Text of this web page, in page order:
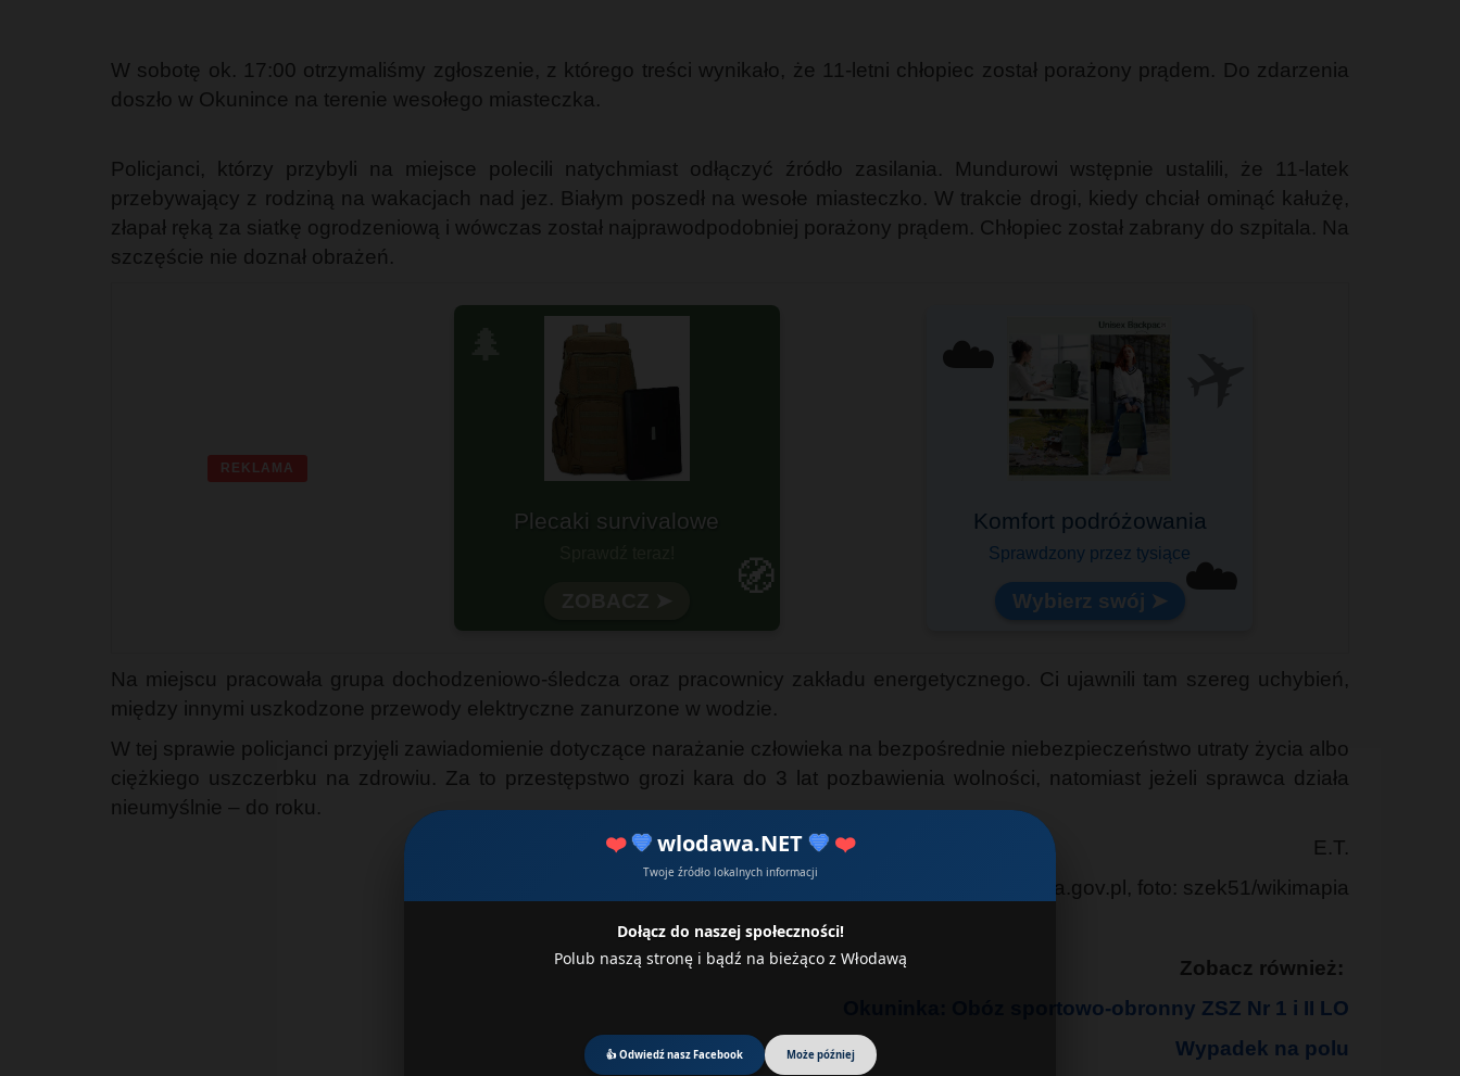
❤️ 💙wlodawa.NET 💙 ❤️
Twoje źródło lokalnych informacji
Dołącz do naszej społeczności!
Polub naszą stronę i bądź na bieżąco z Włodawą
👍 Odwiedź nasz Facebook Może później
W sobotę ok. 17:00 otrzymaliśmy zgłoszenie, z którego treści wynikało, że 11-letni chłopiec został porażony prądem. Do zdarzenia
doszło w Okunince na terenie wesołego miasteczka.
Policjanci, którzy przybyli na miejsce polecili natychmiast odłączyć źródło zasilania. Mundurowi wstępnie ustalili, że 11-latek
przebywający z rodziną na wakacjach nad jez. Białym poszedł na wesołe miasteczko. W trakcie drogi, kiedy chciał ominąć kałużę,
złapał ręką za siatkę ogrodzeniową i wówczas został najprawodpodobniej porażony prądem. Chłopiec został zabrany do szpitala. Na
szczęście nie doznał obrażeń.
REKLAMA
🧭
☁️
☁️
Komfort podróżowania
Sprawdzony przez tysiące
Wybierz swój ➤
Na miejscu pracowała grupa dochodzeniowo-śledcza oraz pracownicy zakładu energetycznego. Ci ujawnili tam szereg uchybień,
między innymi uszkodzone przewody elektryczne zanurzone w wodzie.
W tej sprawie policjanci przyjęli zawiadomienie dotyczące narażanie człowieka na bezpośrednie niebezpieczeństwo utraty życia albo
ciężkiego uszczerbku na zdrowiu. Za to przestępstwo grozi kara do 3 lat pozbawienia wolności, natomiast jeżeli sprawca działa
nieumyślnie – do roku.
E.T.
/ź/ policja.gov.pl, foto: szek51/wikimapia
Zobacz również:
Okuninka: Obóz sportowo-obronny ZSZ Nr 1 i II LO
Wypadek na polu